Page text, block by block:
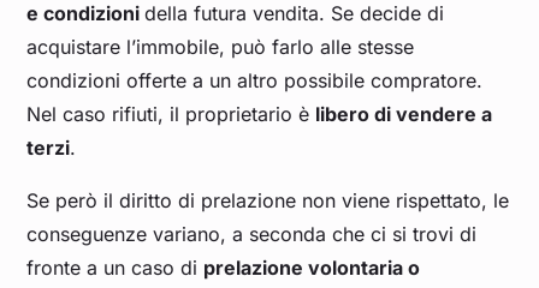
e condizionidella futura vendita. Se decide di
acquistare l’immobile, può farlo alle stesse
condizioni offerte a un altro possibile compratore.
Nel caso rifiuti, il proprietario è libero di vendere a
terzi.
Se però il diritto di prelazione non viene rispettato, le
conseguenze variano, a seconda che ci si trovi di
fronte a un caso di prelazione volontaria o